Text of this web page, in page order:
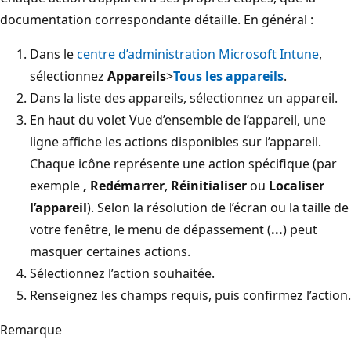
documentation correspondante détaille. En général :
Dans lecentre d’administration Microsoft Intune,
sélectionnez Appareils>Tous les appareils.
Dans la liste des appareils, sélectionnez un appareil.
En haut du volet Vue d’ensemble de l’appareil, une
ligne affiche les actions disponibles sur l’appareil.
Chaque icône représente une action spécifique (par
exemple , Redémarrer, Réinitialiserou Localiser
l’appareil). Selon la résolution de l’écran ou la taille de
votre fenêtre, le menu de dépassement (...) peut
masquer certaines actions.
Sélectionnez l’action souhaitée.
Renseignez les champs requis, puis confirmez l’action.
Remarque